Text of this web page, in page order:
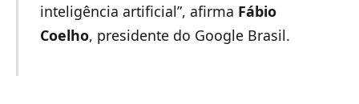
inteligência artificial”, afirma Fábio
Coelho, presidente do Google Brasil.